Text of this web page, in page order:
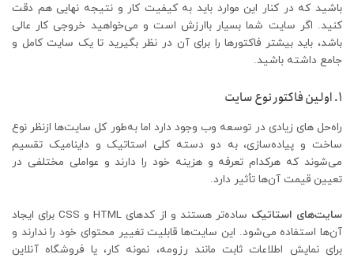
باشید که در کنار این موارد باید به کیفیت کار و نتیجه نهایی هم دقت
کنید. اگر سایت شما بسیار باارزش است و می‌خواهید خروجی کار عالی
باشد، باید بیشتر فاکتورها را برای آن در نظر بگیرید تا یک سایت کامل و
جامع داشته باشید.
1. اولین فاکتور نوع سایت
راه‌حل های زیادی در توسعه وب وجود دارد اما به‌طور کل سایت‌ها ازنظر نوع
ساخت و پیاده‌سازی، به دو دسته کلی استاتیک و داینامیک تقسیم
می‌شوند که هرکدام تعرفه و هزینه خود را دارند و عواملی مختلفی در
تعیین قیمت آن‌ها تأثیر دارد.
سایت‌های استاتیک
ساده‌تر هستند و از کدهای HTML و CSS برای ایجاد
آن‌ها استفاده می‌شود. این سایت‌ها قابلیت تغییر محتوای خود را ندارند و
برای نمایش اطلاعات ثابت مانند رزومه، نمونه کار، یا فروشگاه آنلاین